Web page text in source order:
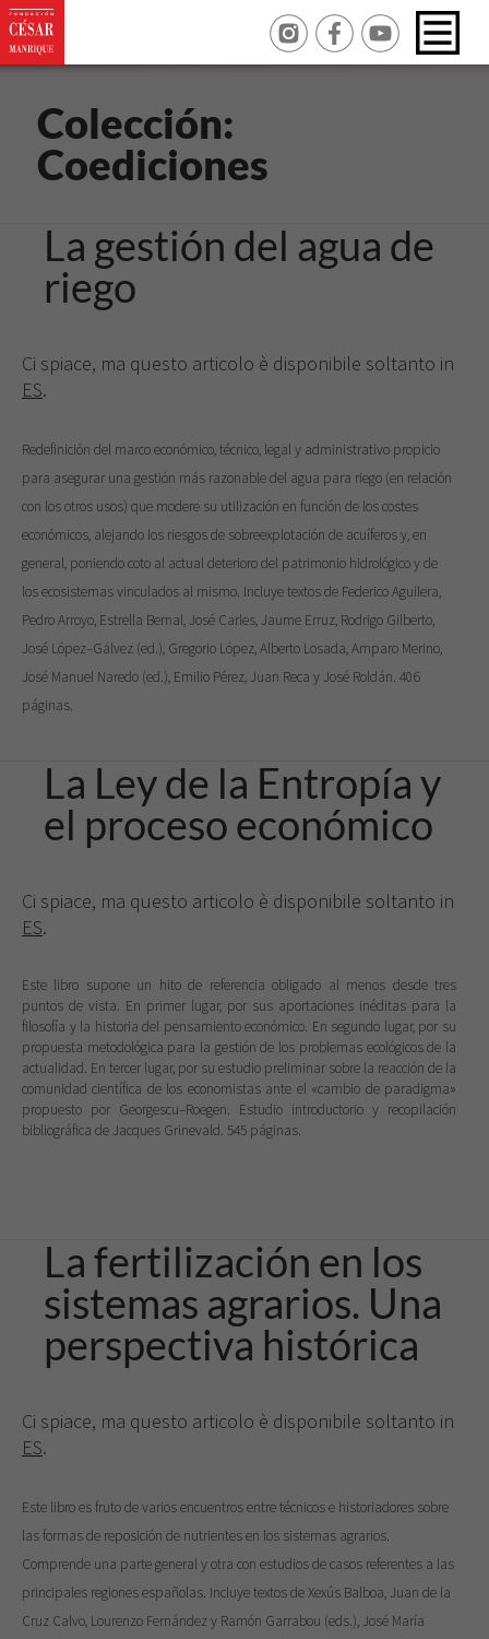
Colección:
Coediciones
La gestión del agua de
riego
Ci spiace, ma questo articolo è disponibile soltanto in
ES.
Redefinición del marco económico, técnico, legal y administrativo propicio
para asegurar una gestión más razonable del agua para riego (en relación
con los otros usos) que modere su utilización en función de los costes
económicos, alejando los riesgos de sobreexplotación de acuíferos y, en
general, poniendo coto al actual deterioro del patrimonio hidrológico y de
los ecosistemas vinculados al mismo. Incluye textos de Federico Aguilera,
Pedro Arroyo, Estrella Bernal, José Carles, Jaume Erruz, Rodrigo Gilberto,
José López–Gálvez (ed.), Gregorio López, Alberto Losada, Amparo Merino,
José Manuel Naredo (ed.), Emilio Pérez, Juan Reca y José Roldán. 406
páginas.
La Ley de la Entropía y
el proceso económico
Ci spiace, ma questo articolo è disponibile soltanto in
ES.
Este libro supone un hito de referencia obligado al menos desde tres
puntos de vista. En primer lugar, por sus aportaciones inéditas para la
filosofía y la historia del pensamiento económico. En segundo lugar, por su
propuesta metodológica para la gestión de los problemas ecológicos de la
actualidad. En tercer lugar, por su estudio preliminar sobre la reacción de la
comunidad científica de los economistas ante el «cambio de paradigma»
propuesto por Georgescu–Roegen. Estudio introductorio y recopilación
bibliográfica de Jacques Grinevald. 545 páginas.
La fertilización en los
sistemas agrarios. Una
perspectiva histórica
Ci spiace, ma questo articolo è disponibile soltanto in
ES.
Este libro es fruto de varios encuentros entre técnicos e historiadores sobre
las formas de reposición de nutrientes en los sistemas agrarios.
Comprende una parte general y otra con estudios de casos referentes a las
principales regiones españolas. Incluye textos de Xexús Balboa, Juan de la
Cruz Calvo, Lourenzo Fernández y Ramón Garrabou (eds.), José María